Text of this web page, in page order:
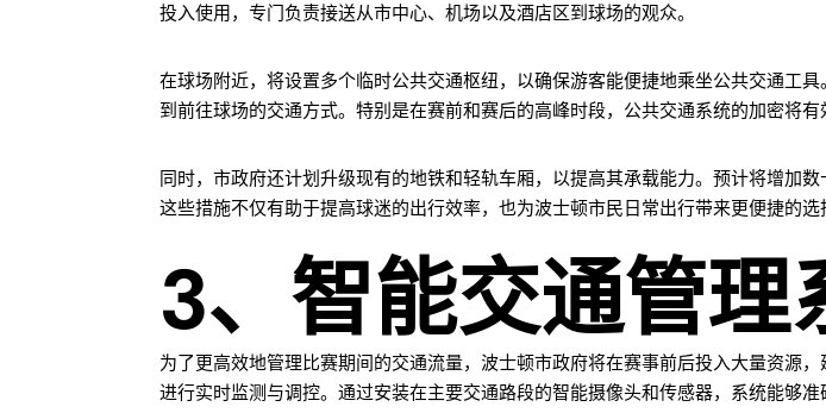
投入使用，专门负责接送从市中心、机场以及酒店区到球场的观众。
在球场附近，将设置多个临时公共交通枢纽，以确保游客能便捷地乘坐公共交通工
到前往球场的交通方式。特别是在赛前和赛后的高峰时段，公共交通系统的加密将有
同时，市政府还计划升级现有的地铁和轻轨车厢，以提高其承载能力。预计将增加
这些措施不仅有助于提高球迷的出行效率，也为波士顿市民日常出行带来更便捷的选
3、智能交通管理
为了更高效地管理比赛期间的交通流量，波士顿市政府将在赛事前后投入大量资源
进行实时监测与调控。通过安装在主要交通路段的智能摄像头和传感器，系统能够